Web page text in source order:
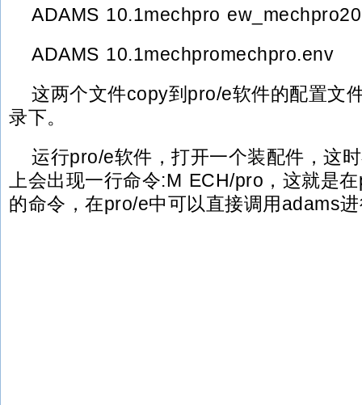
ADAMS 10.1mechpro
ADAMS 10.1mechpromechpro.env
这两个文件copy到pro/e软件的配置文
录下。
运行pro/e软件，打开一个装配件，这
上会出现一行命令:M ECH/pro，这就是
的命令，在pro/e中可以直接调用adams